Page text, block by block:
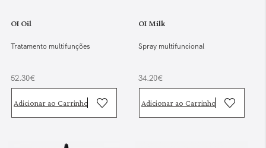
OI Oil
Tratamento multifunções
52.30€
Adicionar ao Carrinho
OI Milk
Spray multifuncional
34.20€
Adicionar ao Carrinho